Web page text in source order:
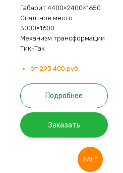
Габарит 4400×2400×1650
Спальное место
3000×1600
Механизм трансформации
Тик-Так
от 293 400 руб.
Подробнее
Заказать
SALE